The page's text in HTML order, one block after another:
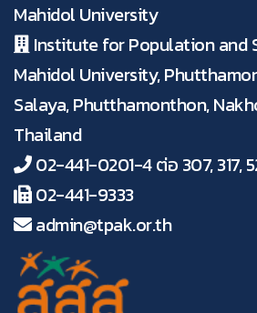
Mahidol University
Institute for Population and
Mahidol University,
Salaya, Phutthamonthon,
Thailand
02-441-0201-4 ต่อ 307, 317,
02-441-9333
admin@tpak.or.th